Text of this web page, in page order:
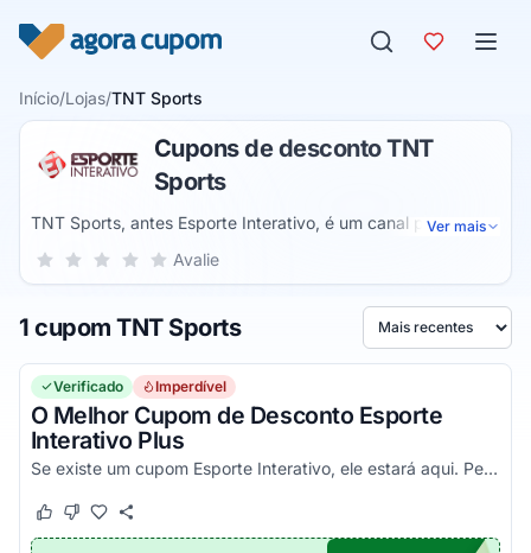
Início/Lojas/TNT Sports
Cupons de desconto TNT
Sports
TNT Sports, antes Esporte Interativo, é um canal por
assinatura que transmite partidas de futebol e faz parte dos
ficar por dentro das novidades sobre futebol europeu e
Ver mais
Sua nota para TNT Sports, de 1 a 5 estrelas
5 estrelas
4 estrelas
3 estrelas
2 estrelas
1 estrela Avalie
1 cupom TNT Sports Ordenar por
Verificado Imperdível
O Melhor Cupom de Desconto Esporte
Interativo Plus
Se existe um cupom Esporte Interativo, ele estará aqui. Pegue e confira agora!
Este cupom funcionou
Este cupom não funcionou